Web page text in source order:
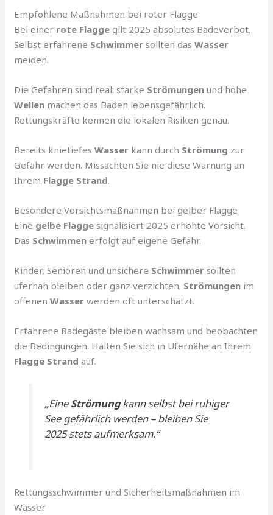
Empfohlene Maßnahmen bei roter Flagge
Bei einer rote Flagge gilt 2025 absolutes Badeverbot.
Selbst erfahrene Schwimmer sollten dasWasser
meiden.
Die Gefahren sind real: starke Strömungen und hohe
Wellen machen das Baden lebensgefährlich.
Rettungskräfte kennen die lokalen Risiken genau.
Bereits knietiefesWasser kann durch Strömung zur
Gefahr werden. Missachten Sie nie diese Warnung an
Ihrem Flagge Strand.
Besondere Vorsichtsmaßnahmen bei gelber Flagge
Eine gelbe Flagge signalisiert 2025 erhöhte Vorsicht.
Das Schwimmen erfolgt auf eigene Gefahr.
Kinder, Senioren und unsichere Schwimmer sollten
ufernah bleiben oder ganz verzichten. Strömungen im
offenenWasser werden oft unterschätzt.
Erfahrene Badegäste bleiben wachsam und beobachten
die Bedingungen. Halten Sie sich in Ufernähe an Ihrem
Flagge Strand auf.
„EineStrömungkann selbst bei ruhiger
See gefährlich werden – bleiben Sie
2025 stets aufmerksam.“
Rettungsschwimmer und Sicherheitsmaßnahmen im
Wasser